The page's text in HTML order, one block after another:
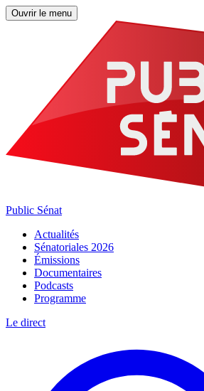
Ouvrir le menu
Public Sénat
Actualités
Sénatoriales 2026
Émissions
Documentaires
Podcasts
Programme
Le direct